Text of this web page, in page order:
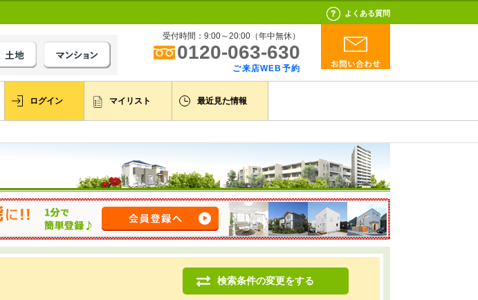
よくある質問
受付時間：9:00～20:00（年中無休）
0120-063-630
ご来店WEB予約
ログイン マイリスト 最近見た情報
検索条件の変更をする